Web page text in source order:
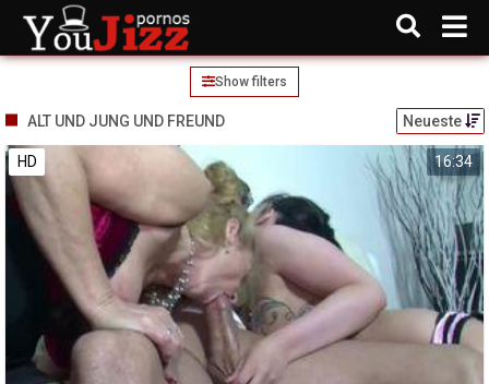
Show filters
ALT UND JUNG UND FREUND Neueste
HD 16:34